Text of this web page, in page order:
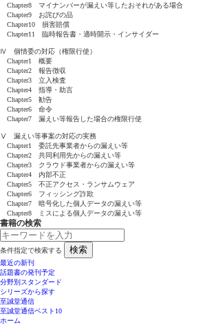
Chapter8 マイナンバーが漏えい等したおそれがある場合
Chapter9 お詫びの品
Chapter10 損害賠償
Chapter11 臨時報告書・適時開示・インサイダー
Ⅳ 個情委の対応（権限行使）
Chapter1 概要
Chapter2 報告徴収
Chapter3 立入検査
Chapter4 指導・助言
Chapter5 勧告
Chapter6 命令
Chapter7 漏えい等報告した場合の権限行使
Ⅴ 漏えい等事案の対応の実務
Chapter1 委託先事業者からの漏えい等
Chapter2 共同利用先からの漏えい等
Chapter3 クラウド事業者からの漏えい等
Chapter4 内部不正
Chapter5 不正アクセス・ランサムウェア
Chapter6 フィッシング詐欺
Chapter7 暗号化した個人データの漏えい等
Chapter8 ミスによる個人データの漏えい等
書籍の検索
条件指定で検索する 検索
最近の新刊
話題書の発刊予定
分野別スタンダード
シリーズから探す
至誠堂通信
至誠堂通信ベスト10
ホーム